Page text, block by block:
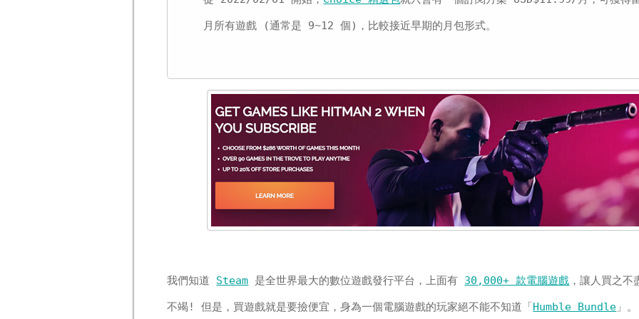
月所有遊戲 (通常是 9~12 個)，比較接近早期的月包形式。
我們知道 Steam 是全世界最大的數位遊戲發行平台，上面有 30,000+ 款電腦遊戲 ，讓人買之不
不竭! 但是，買遊戲就是要撿便宜，身為一個電腦遊戲的玩家絕不能不知道「Humble Bundle 」。